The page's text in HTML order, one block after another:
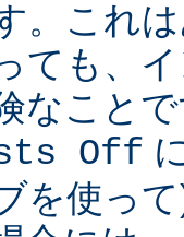
。これ
ても、
なこと
Off
を使っ